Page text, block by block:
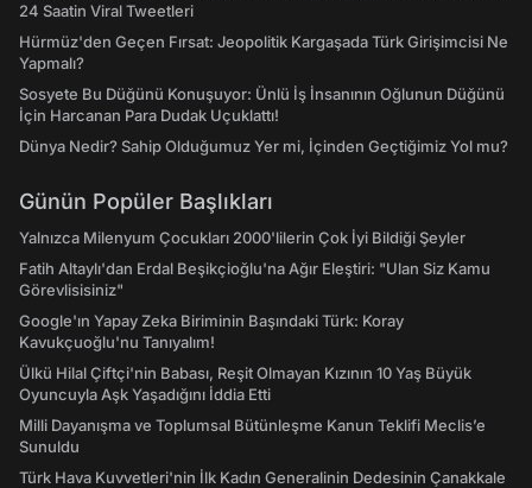
24 Saatin Viral Tweetleri
Hürmüz'den Geçen Fırsat: Jeopolitik Kargaşada Türk Girişimcisi Ne
Yapmalı?
Sosyete Bu Düğünü Konuşuyor: Ünlü İş İnsanının Oğlunun Düğünü
İçin Harcanan Para Dudak Uçuklattı!
Dünya Nedir? Sahip Olduğumuz Yer mi, İçinden Geçtiğimiz Yol mu?
Günün Popüler Başlıkları
Yalnızca Milenyum Çocukları 2000'lilerin Çok İyi Bildiği Şeyler
Fatih Altaylı'dan Erdal Beşikçioğlu'na Ağır Eleştiri: "Ulan Siz Kamu
Görevlisisiniz"
Google'ın Yapay Zeka Biriminin Başındaki Türk: Koray
Kavukçuoğlu'nu Tanıyalım!
Ülkü Hilal Çiftçi'nin Babası, Reşit Olmayan Kızının 10 Yaş Büyük
Oyuncuyla Aşk Yaşadığını İddia Etti
Milli Dayanışma ve Toplumsal Bütünleşme Kanun Teklifi Meclis’e
Sunuldu
Türk Hava Kuvvetleri'nin İlk Kadın Generalinin Dedesinin Çanakkale